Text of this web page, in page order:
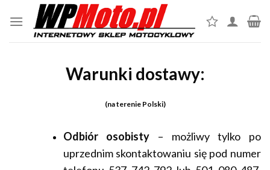
Warunki dostawy:
(na terenie Polski)
Odbiór osobisty – możliwy tylko po
uprzednim skontaktowaniu się pod numer